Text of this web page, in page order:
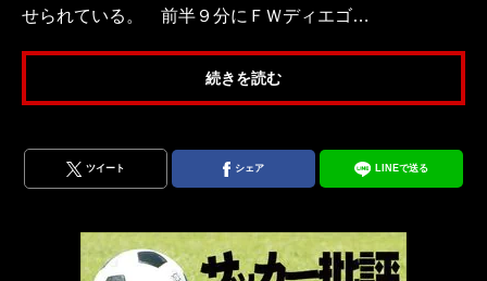
せられている。 前半９分にＦＷディエゴ…
続きを読む
ツイート シェア LINEで送る